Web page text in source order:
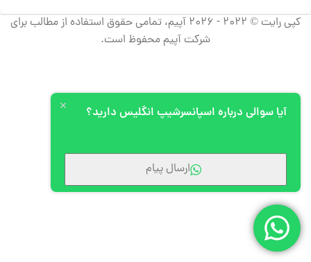
کپی رایت © 2022 - 2026 آپیم، تمامی حقوق استفاده از مطالب برای
شرکت آپیم محفوظ است.
آیا سوالی درباره اسپانسرشیپ انگلیس دارید؟
ارسال پیام